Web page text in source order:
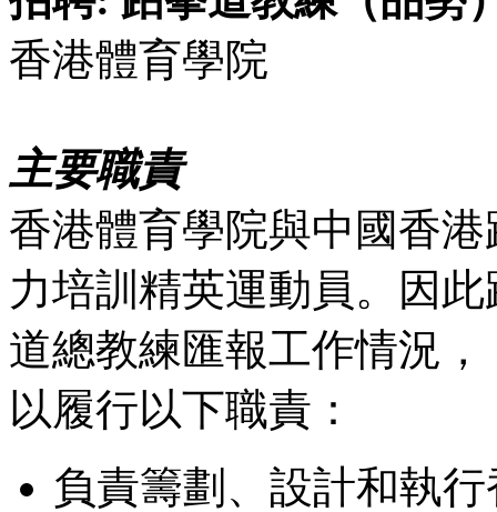
香港體育學院
主要職責
香港體育學院與中國香
力培訓精英運動員。因
道總教練匯報工作情況，
以履行以下職責：
負責籌劃、設計和執